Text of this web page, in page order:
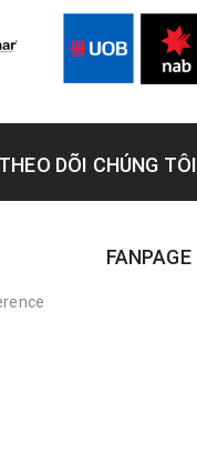
THEO DÕI CHÚNG TÔI
FANPAGE